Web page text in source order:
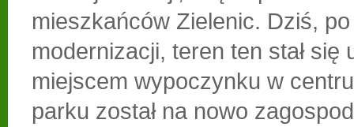
mieszkańców Zielenic. Dziś,
modernizacji, teren ten stał się
miejscem wypoczynku w
parku został na nowo